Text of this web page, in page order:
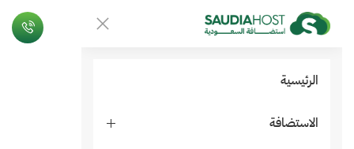
الرئيسية
الاستضافة